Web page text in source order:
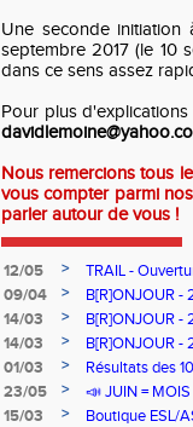
Une seconde
septembre 2017 (le 10
dans ce sens assez
Pour plus
Nous remercions tous
vous compter parmi
parler autour de vous !
12/05 >
TRAIL -
09/04
>
B[R]ONJOUR
14/03
>
B[R]ONJOUR -
14/03
>
B[R]ONJOUR
01/03
>
Résultats des
23/05
>
📣 JUIN =
15/03
>
Boutique ESL/